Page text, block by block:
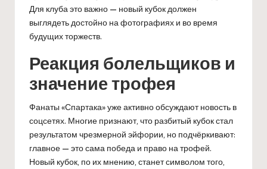
Для клуба это важно — новый кубок должен
выглядеть достойно на фотографиях и во время
будущих торжеств.
Реакция болельщиков и
значение трофея
Фанаты «Спартака» уже активно обсуждают новость в
соцсетях. Многие признают, что разбитый кубок стал
результатом чрезмерной эйфории, но подчёркивают:
главное — это сама победа и право на трофей.
Новый кубок, по их мнению, станет символом того,